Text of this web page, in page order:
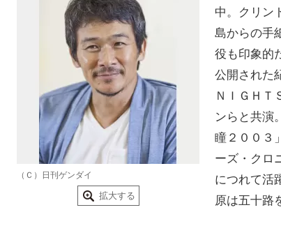
（Ｃ）日刊ゲンダイ
拡大する
中。クリン
島からの手
役も印象的
公開された
ＮＩＧＨＴ
ンらと共演
瞳２００３
ーズ・クロ
につれて活
原は五十路